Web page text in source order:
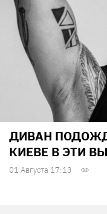
ДИВАН
КИЕВЕ В ЭТИ
01 Августа 17:13